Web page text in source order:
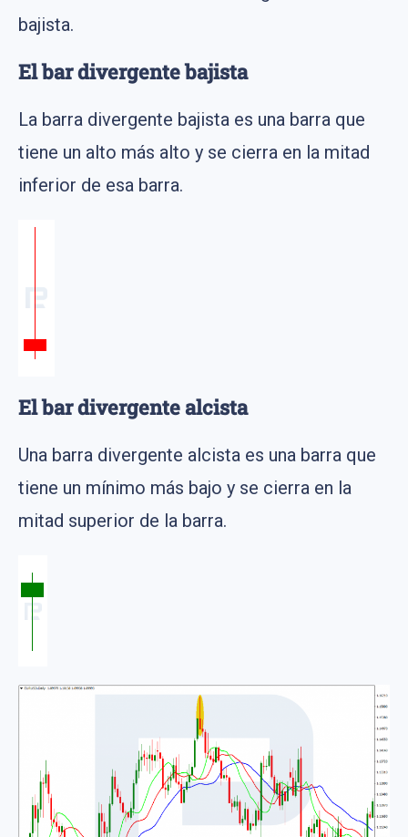
bajista.
El bar divergente bajista
La barra divergente bajista es una barra que
tiene un alto más alto y se cierra en la mitad
inferior de esa barra.
El bar divergente alcista
Una barra divergente alcista es una barra que
tiene un mínimo más bajo y se cierra en la
mitad superior de la barra.